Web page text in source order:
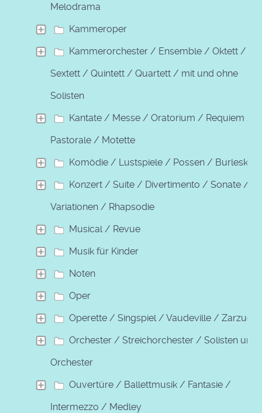
Melodrama
Kammeroper
Kammerorchester / Ensemble / Oktett /
Sextett / Quintett / Quartett / mit und ohne
Solisten
Kantate / Messe / Oratorium / Requiem /
Pastorale / Motette
Komödie / Lustspiele / Possen / Burleske
Konzert / Suite / Divertimento / Sonate /
Variationen / Rhapsodie
Musical / Revue
Musik für Kinder
Noten
Oper
Operette / Singspiel / Vaudeville / Zarzuela
Orchester / Streichorchester / Solisten und
Orchester
Ouvertüre / Ballettmusik / Fantasie /
Intermezzo / Medley